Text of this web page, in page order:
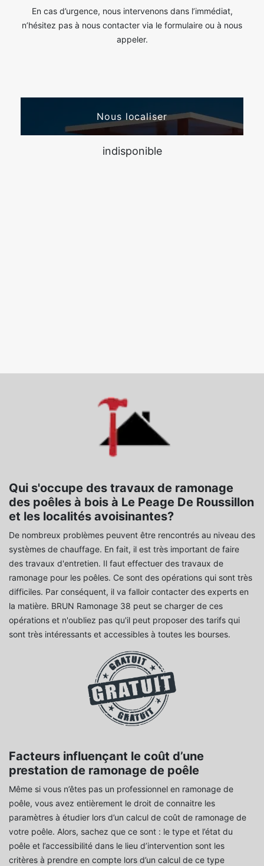
En cas d’urgence, nous intervenons dans l’immédiat,
n’hésitez pas à nous contacter via le formulaire ou à nous
appeler.
Nous localiser
indisponible
Qui s'occupe des travaux de ramonage
des poêles à bois à Le Peage De Roussillon
et les localités avoisinantes?
De nombreux problèmes peuvent être rencontrés au niveau des
systèmes de chauffage. En fait, il est très important de faire
des travaux d'entretien. Il faut effectuer des travaux de
ramonage pour les poêles. Ce sont des opérations qui sont très
difficiles. Par conséquent, il va falloir contacter des experts en
la matière. BRUN Ramonage 38 peut se charger de ces
opérations et n'oubliez pas qu'il peut proposer des tarifs qui
sont très intéressants et accessibles à toutes les bourses.
Facteurs influençant le coût d’une
prestation de ramonage de poêle
Même si vous n’êtes pas un professionnel en ramonage de
poêle, vous avez entièrement le droit de connaitre les
paramètres à étudier lors d’un calcul de coût de ramonage de
votre poêle. Alors, sachez que ce sont : le type et l’état du
poêle et l’accessibilité dans le lieu d’intervention sont les
critères à prendre en compte lors d’un calcul de ce type